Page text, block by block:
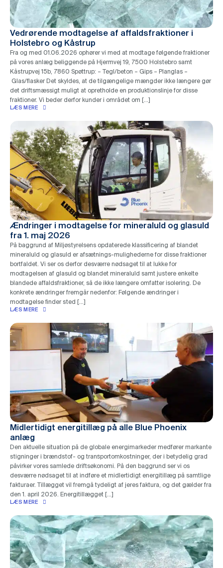
Vedrørende modtagelse af affaldsfraktioner i
Holstebro og Kåstrup
Fra og med 01.06.2026 ophører vi med at modtage følgende fraktioner
på vores anlæg beliggende på Hjermvej 19, 7500 Holstebro samt
Kåstrupvej 15b, 7860 Spøttrup: – Tegl/beton – Gips – Planglas –
Glas/flasker Det skyldes, at de tilgængelige mængder ikke længere gør
det driftsmæssigt muligt at opretholde en produktionslinje for disse
fraktioner. Vi beder derfor kunder i området om […]
LÆS MERE
Ændringer i modtagelse for mineraluld og glasuld
fra 1. maj 2026
På baggrund af Miljøstyrelsens opdaterede klassificering af blandet
mineraluld og glasuld er afsætnings-mulighederne for disse fraktioner
bortfaldet. Vi ser os derfor desværre nødsaget til at lukke for
modtagelsen af glasuld og blandet mineraluld samt justere enkelte
blandede affaldsfraktioner, så de ikke længere omfatter isolering. De
konkrete ændringer fremgår nedenfor: Følgende ændringer i
modtagelse finder sted […]
LÆS MERE
Midlertidigt energitillæg på alle Blue Phoenix
anlæg
Den aktuelle situation på de globale energimarkeder medfører markante
stigninger i brændstof- og transportomkostninger, der i betydelig grad
påvirker vores samlede driftsøkonomi. På den baggrund ser vi os
desværre nødsaget til at indføre et midlertidigt energitillæg på samtlige
fakturaer. Tillægget vil fremgå tydeligt af jeres faktura, og det gælder fra
den 1. april 2026. Energitillægget […]
LÆS MERE